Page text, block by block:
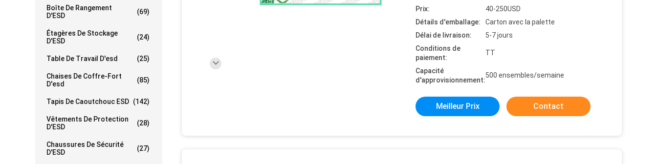
Boîte De Rangement
D'ESD
(69)
Étagères De Stockage
D'ESD
(24)
Table De Travail D'esd (25)
Chaises De Coffre-Fort
D'esd
(85)
Tapis De Caoutchouc ESD (142)
Vêtements De Protection
D'ESD
(28)
Chaussures De Sécurité
D'ESD
(27)
Prix:
40-250USD
Détails d'emballage:
Carton avec la palette
Délai de livraison:
5-7 jours
Conditions de
paiement:
TT
Capacité
d'approvisionnement:
500 ensembles/semaine
Meilleur Prix Contact